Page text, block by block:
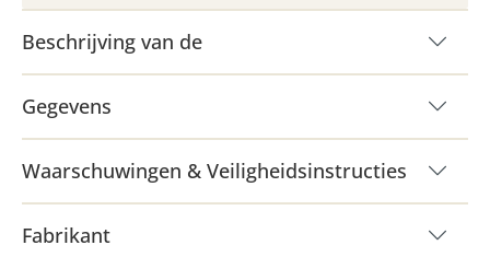
Beschrijving van de
Gegevens
Waarschuwingen & Veiligheidsinstructies
Fabrikant